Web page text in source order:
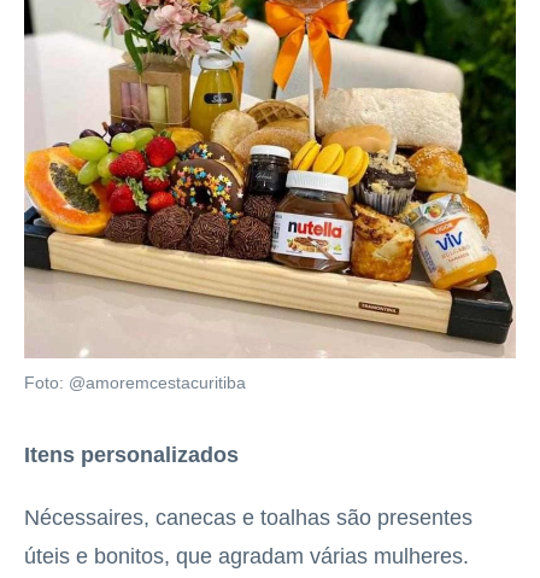
Foto: @amoremcestacuritiba
Itens personalizados
Nécessaires, canecas e toalhas são presentes
úteis e bonitos, que agradam várias mulheres.